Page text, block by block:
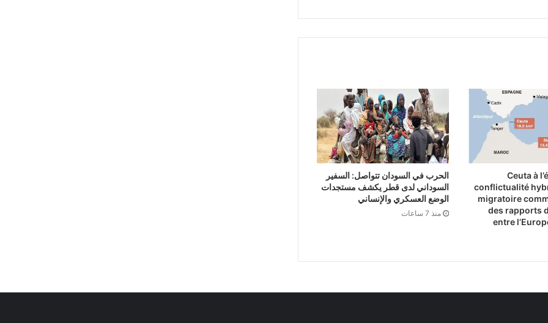
Ceuta à
conflictualité
migratoire
des rapports
entre
الحرب في السودان تتواصل: السفير
السوداني لدى قطر يكشف مستجدات
الوضع العسكري والإنساني
منذ 7 ساعات